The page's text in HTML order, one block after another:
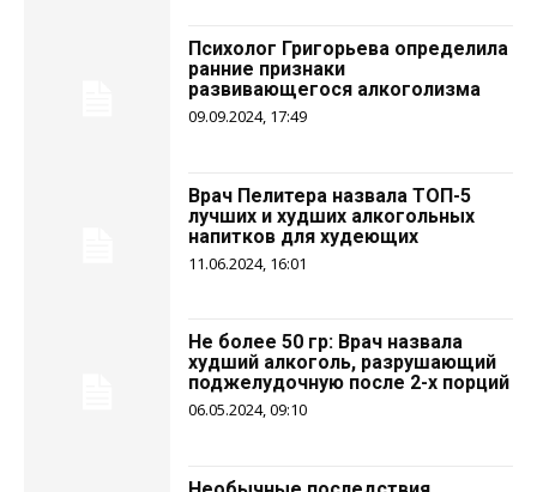
Психолог Григорьева определила
ранние признаки
развивающегося алкоголизма
09.09.2024, 17:49
Врач Пелитера назвала ТОП-5
лучших и худших алкогольных
напитков для худеющих
11.06.2024, 16:01
Не более 50 гр: Врач назвала
худший алкоголь, разрушающий
поджелудочную после 2-х порций
06.05.2024, 09:10